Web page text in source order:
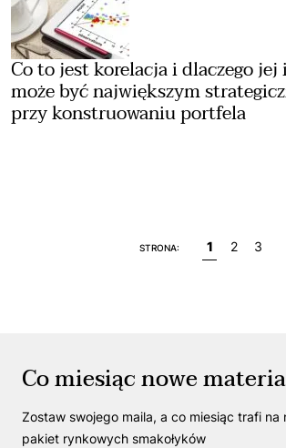
Co to jest korelacja i dlaczego
może być największym
przy konstruowaniu portfela
STRONA: 1 2 3
Co miesiąc nowe
Zostaw swojego maila, a co miesiąc trafi na
pakiet rynkowych smakołyków